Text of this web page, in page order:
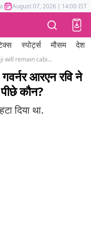
Mumbai Tak Astrotak
August 07, 2026 | 14:00 IST
स्पोर्ट्स मौसम देश
tamil nadu Senthil Balaji will remain cabinet minister, Governor RN Ravi asks for advice of Attorney General
आरएन रवि ने
कौन?
दिया था.